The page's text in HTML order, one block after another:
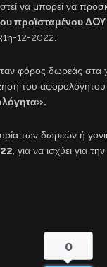
να μπορεί να
προϊσταμένου ΔOY
12-2022.
φόρος δωρεάς
του
των δωρεών ή
, για να ισχύει για
0